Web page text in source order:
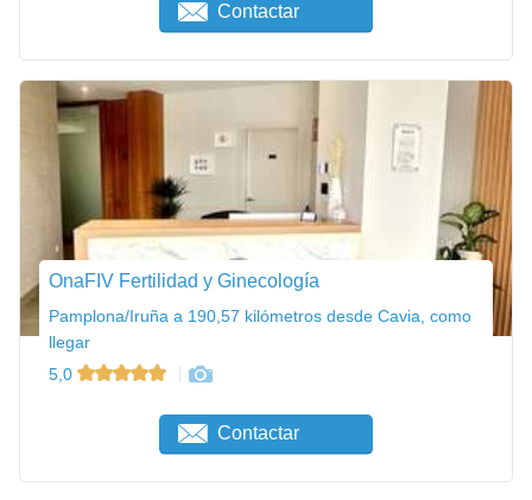
Contactar
OnaFIV Fertilidad y Ginecología
Pamplona/Iruña a 190,57 kilómetros desde Cavia, como
llegar
5,0
Contactar